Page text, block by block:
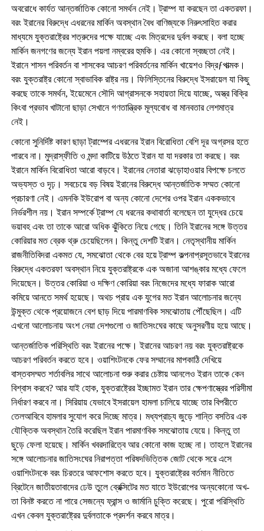
অবরোধে কার্যত আন্তর্জাতিক কোনো সমর্থন নেই। ট্রাম্প যা করছেন তা একতরফা।
বরং ইরানের বিরুদ্ধে এধরনের মার্কিন অবস্থান বৈধ বাণিজ্যকে নিরুৎসাহিত করার
মাধ্যমে যুক্তরাষ্ট্রের শত্রুদের পক্ষে যাচ্ছে এবং মিত্রদের দুর্বল করছে। বলা হচ্ছে
মার্কিন জনগণের জন্যে ইরান পয়লা নম্বরের হুমকি। এর কোনো স্বচ্ছতা নেই।
ইরানে শাসন পরিবর্তন বা শাসকের আচরণ পরিবর্তনের মার্কিন খায়েশও বিদ্রƒপাত্মক।
বরং যুক্তরাষ্ট্র কোনো স্বাভাবিক রাষ্ট্র নয়। ফিলিস্তিনের বিরুদ্ধে ইসরায়েল যা কিছু
করছে তাকে সমর্থন, ইয়েমেনে সৌদি আগ্রাসনকে সহায়তা দিয়ে যাচ্ছে, অস্ত্র বিক্রি
কিংবা প্রভাব খাটানো ছাড়া সেখানে গণতান্ত্রিক মূল্যবোধ বা মানবতার লেশমাত্র
নেই।
কোনো সুনির্দিষ্ট কারণ ছাড়া ট্রাম্পের এধরনের ইরান বিরোধিতা বেশি দূর অগ্রসর হতে
পারবে না। মুদ্রাস্ফীতি ও মন্দা কাটিয়ে উঠতে ইরান যা যা দরকার তা করছে। বরং
ইরানে মার্কিন বিরোধিতা আরো বাড়বে। ইরানের নেতারা ঝড়োহাওয়ার বিপক্ষে চলতে
অভ্যস্ত ও দৃঢ়। সবচেয়ে বড় বিষয় ইরানের বিরুদ্ধে আন্তর্জাতিক সম্মত কোনো
প্রচারণা নেই। এমনকি ইউরোপ বা অন্য কোনো দেশের ওপর ইরান এককভাবে
নির্ভরশীল নয়। ইরান সম্পর্কে ট্রাম্প যে ধরনের কথাবার্তা বলেছেন তা যুদ্ধের চেয়ে
ভয়াবহ এবং তা তাকে আরো অধিক ঝুঁকিতে নিয়ে গেছে। তিনি ইরানের সঙ্গে উত্তর
কোরিয়ার মত ব্রেক থ্রু চেয়েছিলেন। কিন্তু দেশটি ইরান। নেতৃস্থানীয় মার্কিন
রাজনীতিবিদরা একমত যে, সমঝোতা থেকে বের হয়ে ট্রাম্প কল্পনাপ্রসূতভাবে ইরানের
বিরুদ্ধে একতরফা অবস্থান নিয়ে যুক্তরাষ্ট্রকে এক অজানা আশঙ্কার মধ্যে ফেলে
দিয়েছেন। উত্তর কোরিয়া ও দক্ষিণ কোরিয়া বরং নিজেদের মধ্যে ফারাক আরো
কমিয়ে আনতে সমর্থ হয়েছে। অথচ প্রায় এক যুগের মত ইরান আলোচনার জন্যে
উন্মুক্ত থেকে প্রয়োজনে বেশ ছাড় দিয়ে পারমাণবিক সমঝোতায় পৌঁছেছিল। এটি
এখনো আলোচনায় অংশ নেয়া দেশগুলো ও জাতিসংঘের কাছে অনুসরণীয় হয়ে আছে।
আন্তর্জাতিক পরিস্থিতি বরং ইরানের পক্ষে। ইরানের আচরণ নয় বরং যুক্তরাষ্ট্রকে
আচরণ পরিবর্তন করতে হবে। ওয়াশিংটনকে ফের সম্মানের মাপকাঠি দেখিয়ে
বাস্তবসম্মত শর্তাবলির সাথে আলোচনা শুরু করার চেষ্টায় আনলেও ইরান তাকে কেন
বিশ্বাস করবে? আর যাই হোক, যুক্তরাষ্ট্রের ইচ্ছামত ইরান তার ক্ষেপণাস্ত্রের পরিসীমা
নির্ধারণ করবে না। সিরিয়ায় যেভাবে ইসরায়েল হামলা চালিয়ে যাচ্ছে তার বিপরীতে
তেলআবিবে হামলার সুযোগ করে দিচ্ছে মাত্র। মধ্যপ্রাচ্য জুড়ে শান্তি বসতির এক
যৌক্তিক অবস্থান তৈরি করেছিল ইরান পারমাণবিক সমঝোতায় যেয়ে। কিন্তু তা
ছুড়ে ফেলা হয়েছে। মার্কিন খবরদারিত্বে আর কোনো কাজ হচ্ছে না। তাহলে ইরানের
সঙ্গে আলোচনার জাতিসংঘের নিরাপত্তা পরিষদভিত্তিক জোট থেকে সরে এসে
ওয়াশিংটনকে বরং চিরতরে আফশোস করতে হবে। যুক্তরাষ্ট্রের বর্তমান নীতিতে
ব্রিটেনে জাতীয়তাবাদের ঢেউ তুলে ব্রেক্সিটের মত যাতে ইউরোপের অন্যকোনো অখ-
তা বিনষ্ট করতে না পারে সেজন্যে ফ্রান্স ও জার্মানি চুক্তি করেছে। পুরো পরিস্থিতি
এখন কেবল যুক্তরাষ্ট্রের দুর্বলতাকে প্রদর্শন করবে মাত্র।